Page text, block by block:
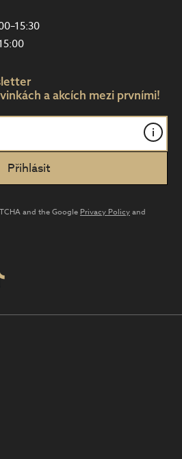
a akcích mezi prvními!
i
and the Google Privacy Policyand